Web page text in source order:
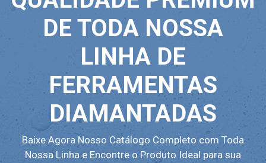
DE TODA NOSSA
LINHA DE
FERRAMENTAS
DIAMANTADAS
Baixe Agora Nosso Catálogo Completo com Toda
Nossa Linha e Encontre o Produto Ideal para sua